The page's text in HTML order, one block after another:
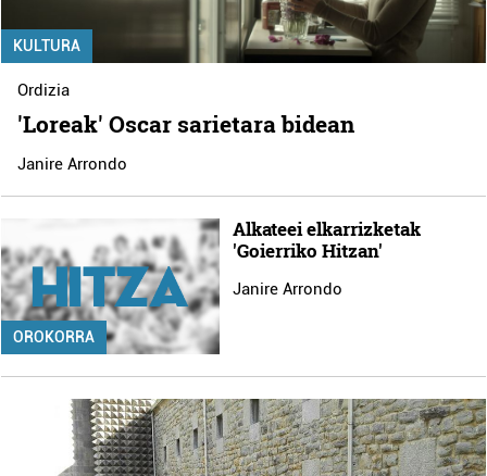
KULTURA
Ordizia
'Loreak' Oscar sarietara bidean
Janire Arrondo
OROKORRA
Alkateei elkarrizketak
'Goierriko Hitzan'
Janire Arrondo